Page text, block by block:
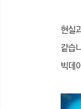
현실
같습
빅데